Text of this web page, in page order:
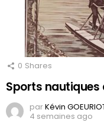
0 Shares
Sports nautiques
parKévin
4 semaines ago